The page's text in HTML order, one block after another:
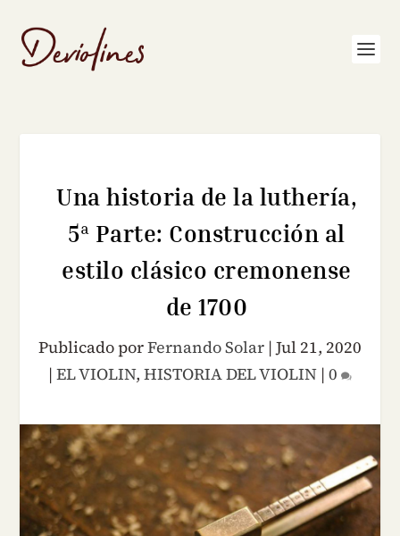
Una historia de la luthería,
5ª Parte: Construcción al
estilo clásico cremonense
de 1700
Publicado porFernando Solar | Jul 21, 2020
| EL VIOLIN, HISTORIA DEL VIOLIN | 0